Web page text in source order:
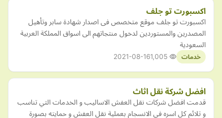
اكسبورت تو جلف
اكسبورت تو جلف موقع متخصص فى اصدار شهادة سابر وتأهيل
المصدرين والمستوردين لدخول منتجاتهم الى اسواق المملكة العربية
السعودية
خدمات 2021-08-16
افضل شركة نقل اثاث
قدمت افضل شركات نقل العفش الاساليب و الخدمات التي تناسب
و تلائم كل اسره في الانسجام بعملية نقل العفش و حمايته بصورة